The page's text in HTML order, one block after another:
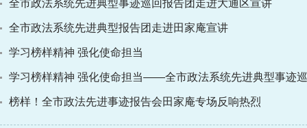
全市政法系统先进典型事迹巡回报告团走进大通区宣讲
全市政法系统先进典型报告团走进田家庵宣讲
学习榜样精神 强化使命担当
学习榜样精神 强化使命担当——全市政法系统先进典型事迹
榜样！全市政法先进事迹报告会田家庵专场反响热烈